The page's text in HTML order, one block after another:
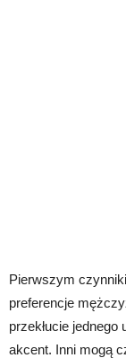
Pierwszym
preferencje
przekłucie
akcent. Inni mogą